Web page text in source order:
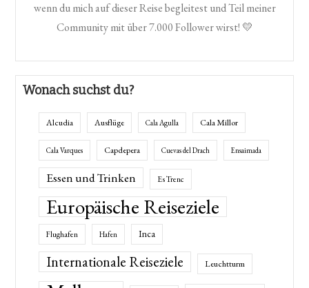
wenn du mich auf dieser Reise begleitest und Teil meiner
Community mit über 7.000 Follower wirst! 💛
Wonach suchst du?
Alcudia Ausflüge Cala Agulla Cala Millor
Cala Varques Capdepera Cuevas del Drach Ensaimada
Essen und Trinken Es Trenc
Europäische Reiseziele
Flughafen Hafen Inca
Internationale Reiseziele Leuchtturm